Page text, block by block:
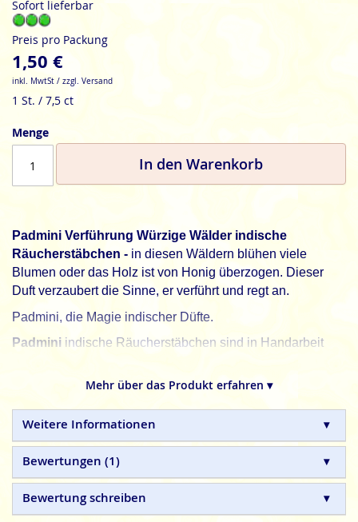
Sofort lieferbar
Preis pro Packung
1,50 €
inkl. MwtSt / zzgl. Versand
1 St. / 7,5 ct
Menge
In den Warenkorb
Padmini Verführung Würzige Wälder indische
Räucherstäbchen - in diesen Wäldern blühen viele
Blumen oder das Holz ist von Honig überzogen. Dieser
Duft verzaubert die Sinne, er verführt und regt an.
Padmini, die Magie indischer Düfte.
Padmini indische Räucherstäbchen sind in Handarbeit
petrochemische Zusätze.Mehr über das Produkt erfahren ▾
Weitere Informationen
Bewertungen 1
Bewertung schreiben